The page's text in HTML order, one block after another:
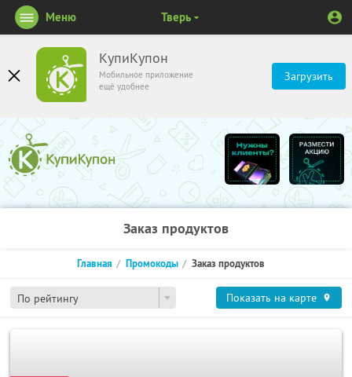
КупиКупон
Мобильное приложение
ещё удобнее
Загрузить
Меню Тверь
Заказ продуктов
По рейтингу
Главная Промокоды Заказ продуктов
Показать на карте